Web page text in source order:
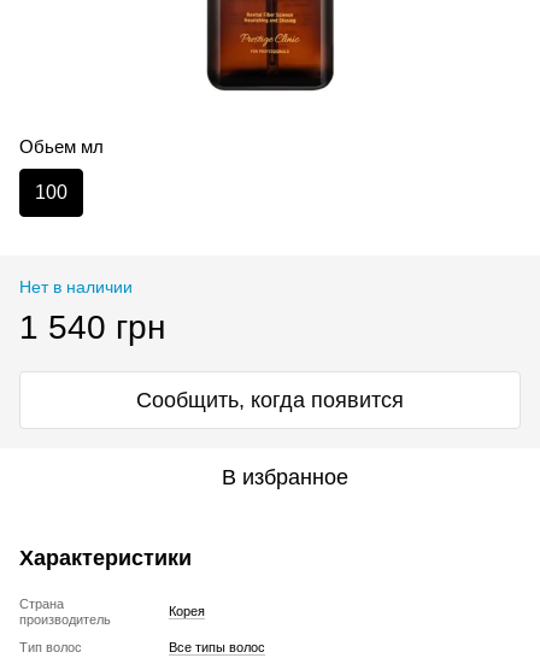
Обьем мл
100
Нет в наличии
1 540 грн
Сообщить, когда появится
В избранное
Характеристики
Страна
производитель
Корея
Тип волос
Все типы волос